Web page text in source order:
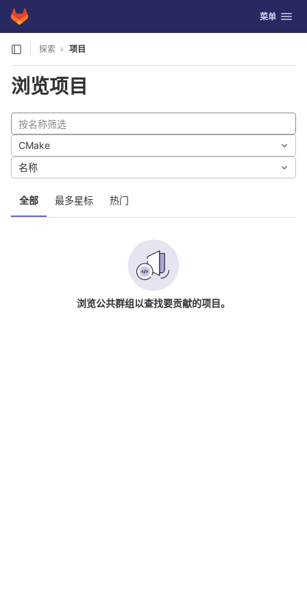
Skip to content
GitLab 切换导航
菜单
探索 项目
浏览项目
全部 最多星标 热门
CMake
名称
浏览公共群组以查找要贡献的项目。